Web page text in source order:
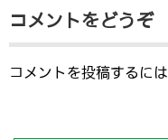
コメントをどうぞ
コメントを投稿するには